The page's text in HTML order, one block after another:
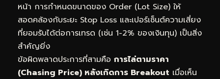
หน้า การกำหนดขนาดของ Order (Lot Size) ให้
สอดคล้องกับระยะ Stop Loss และเปอร์เซ็นต์ความเสี่ยง
ที่ยอมรับได้ต่อการเทรด (เช่น 1-2% ของเงินทุน) เป็นสิ่ง
สำคัญยิ่ง
ข้อผิดพลาดประการที่สามคือ การไล่ตามราคา
(Chasing Price) หลังเกิดการ Breakout เมื่อเห็น